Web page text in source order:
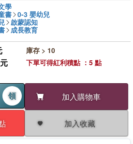
元
領 加入購物車
加入收藏
庫存 > 10
下單可得紅利積點 ：5 點
學
書 0-3 嬰幼兒
啟蒙認知
成長教育